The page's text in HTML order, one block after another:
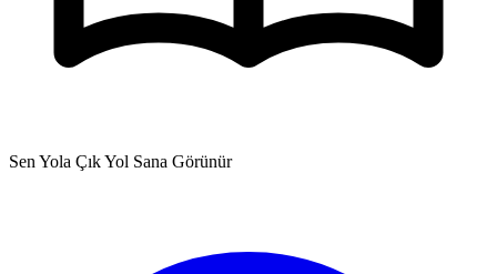
Sen Yola Çık Yol Sana Görünür